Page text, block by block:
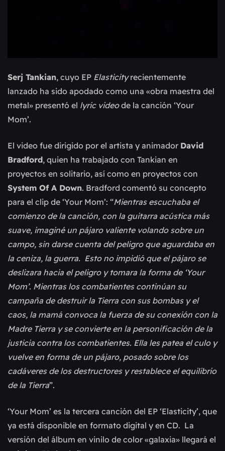
Serj Tankian, cuyo EP Elasticityrecientemente
lanzado ha sido apodado como una «obra maestra del
metal» presentó el lyric videode la canción ‘Your
Mom’.
El video fue dirigido por el artista y animador David
Bradford, quien ha trabajado con Tankian en
proyectos en solitario, así como en proyectos con
System Of A Down. Bradford comentó su concepto
para el clip de ‘Your Mom’: “Mientras escuchaba el
comienzo de la canción, con la guitarra acústica más
suave, imaginé un pájaro valiente volando sobre un
campo, sin darse cuenta del peligro que aguardaba en
la ceniza, la guerra. Esto no impidió que el pájaro se
deslizara hacia el peligro y tomara la forma de ‘Your
Mom’. Mientras los combatientes continúan su
campaña de destruir la Tierra con sus bombas y el
caos, la mamá convoca la fuerza de su conexión con la
Madre Tierra y se convierte en la personificación de la
justicia contra los combatientes. Ella les patea el culo y
vuelve en forma de un pájaro, posado sobre los
cadáveres de los destructores y restablece el equilibrio
de la Tierra”.
‘Your Mom’ es la tercera canción del EP ‘Elasticity’, que
ya está disponible en formato digital y en CD. La
versión del álbum en vinilo de color «galaxia» llegará el